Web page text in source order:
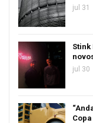
jul 31
jul 30